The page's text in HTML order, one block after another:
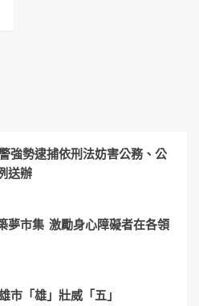
強勢逮捕依刑法妨害公務、公
送辦
夢市集 激勵身心障礙者在各領
市「雄」壯威「五」